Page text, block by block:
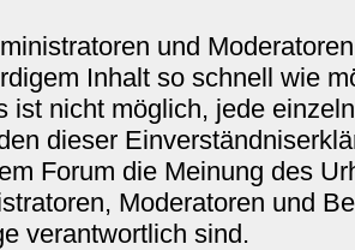
und
Inhalt so schnell wie
ist nicht möglich, jede
dieser
Forum die Meinung des
Moderatoren und
verantwortlich sind.